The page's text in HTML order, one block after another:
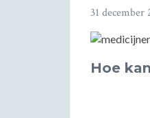
31 december
Hoe